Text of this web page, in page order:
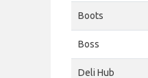
Boots
Boss
Deli Hub